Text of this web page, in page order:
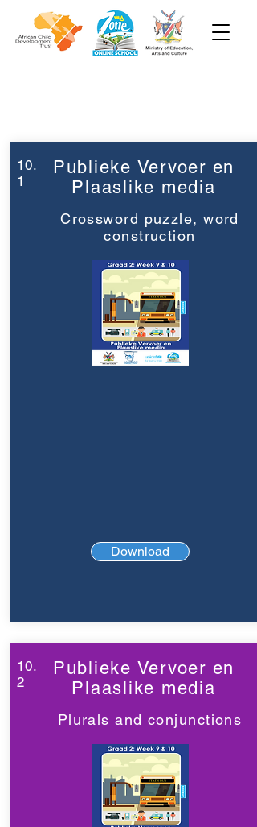
10.
1
Publieke Vervoer en
Plaaslike media
Crossword puzzle, word
construction
Download
10.
2
Publieke Vervoer en
Plaaslike media
Plurals and conjunctions